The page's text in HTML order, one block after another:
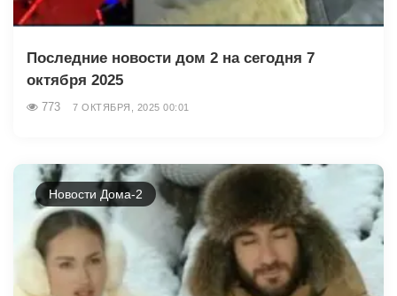
Последние новости дом 2 на сегодня 7
октября 2025
773 7 ОКТЯБРЯ, 2025 00:01
Новости Дома-2